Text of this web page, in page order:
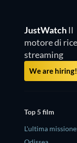
JustWatch Il
motore di
streaming
We are hiring!
Top 5 film
L'ultima